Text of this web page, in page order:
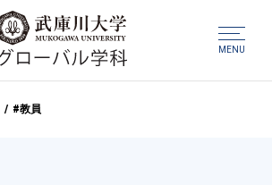
MENU
#教員